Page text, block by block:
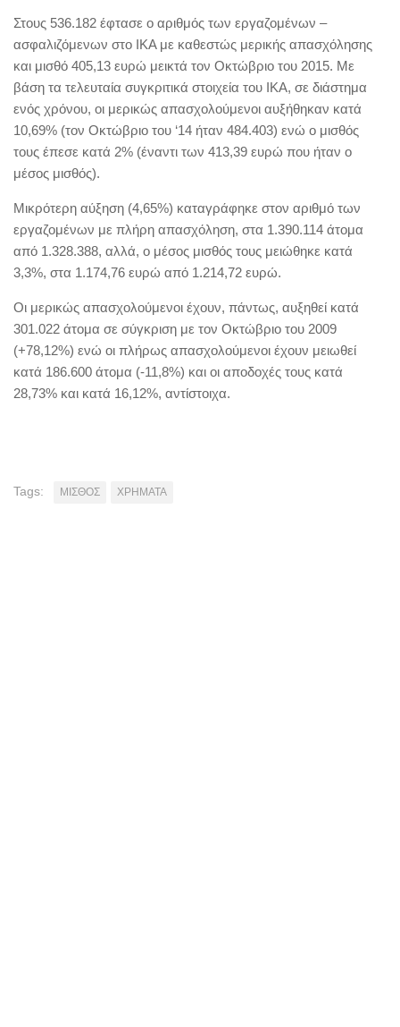
Στους 536.182 έφτασε ο αριθμός των εργαζομένων –
ασφαλιζόμενων στο ΙΚΑ με καθεστώς μερικής απασχόλησης
και μισθό 405,13 ευρώ μεικτά τον Οκτώβριο του 2015. Με
βάση τα τελευταία συγκριτικά στοιχεία του ΙΚΑ, σε διάστημα
ενός χρόνου, οι μερικώς απασχολούμενοι αυξήθηκαν κατά
10,69% (τον Οκτώβριο του ‘14 ήταν 484.403) ενώ ο μισθός
τους έπεσε κατά 2% (έναντι των 413,39 ευρώ που ήταν ο
μέσος μισθός).
Μικρότερη αύξηση (4,65%) καταγράφηκε στον αριθμό των
εργαζομένων με πλήρη απασχόληση, στα 1.390.114 άτομα
από 1.328.388, αλλά, ο μέσος μισθός τους μειώθηκε κατά
3,3%, στα 1.174,76 ευρώ από 1.214,72 ευρώ.
Οι μερικώς απασχολούμενοι έχουν, πάντως, αυξηθεί κατά
301.022 άτομα σε σύγκριση με τον Οκτώβριο του 2009
(+78,12%) ενώ οι πλήρως απασχολούμενοι έχουν μειωθεί
κατά 186.600 άτομα (-11,8%) και οι αποδοχές τους κατά
28,73% και κατά 16,12%, αντίστοιχα.
Tags: ΜΙΣΘΟΣ ΧΡΗΜΑΤΑ